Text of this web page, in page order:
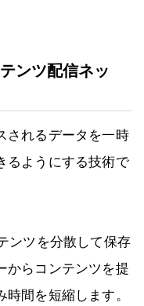
ンツ配信ネッ
されるデータを一時
るようにする技術で
ンツを分散して保存
からコンテンツを提
間を短縮します。